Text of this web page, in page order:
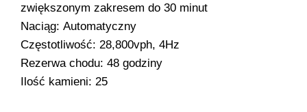
zwiększonym zakresem do 30 minut
Naciąg: Automatyczny
Częstotliwość: 28,800vph, 4Hz
Rezerwa chodu: 48 godziny
Ilość kamieni: 25